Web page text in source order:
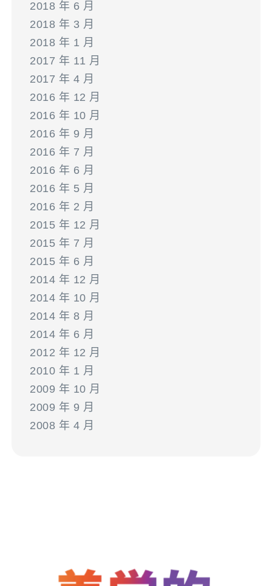
2018 年 6 月
2018 年 3 月
2018 年 1 月
2017 年 11 月
2017 年 4 月
2016 年 12 月
2016 年 10 月
2016 年 9 月
2016 年 7 月
2016 年 6 月
2016 年 5 月
2016 年 2 月
2015 年 12 月
2015 年 7 月
2015 年 6 月
2014 年 12 月
2014 年 10 月
2014 年 8 月
2014 年 6 月
2012 年 12 月
2010 年 1 月
2009 年 10 月
2009 年 9 月
2008 年 4 月